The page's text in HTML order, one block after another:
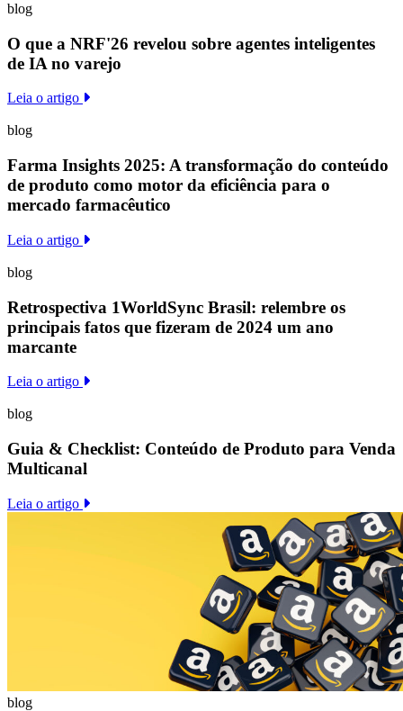
blog
O que a NRF'26 revelou sobre agentes inteligentes
de IA no varejo
Leia o artigo
blog
Farma Insights 2025: A transformação do conteúdo
de produto como motor da eficiência para o
mercado farmacêutico
Leia o artigo
blog
Retrospectiva 1WorldSync Brasil: relembre os
principais fatos que fizeram de 2024 um ano
marcante
Leia o artigo
blog
Guia & Checklist: Conteúdo de Produto para Venda
Multicanal
Leia o artigo
blog